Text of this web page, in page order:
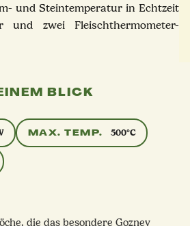
und Steintemperatur in Echtzeit
und zwei Fleischthermometer-
BLICK
MAX. TEMP. 500°C
die das besondere Gozney